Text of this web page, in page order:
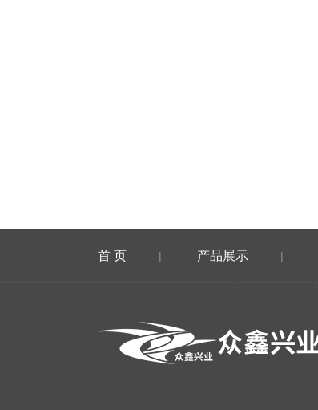
首 页 | 产品展示 |